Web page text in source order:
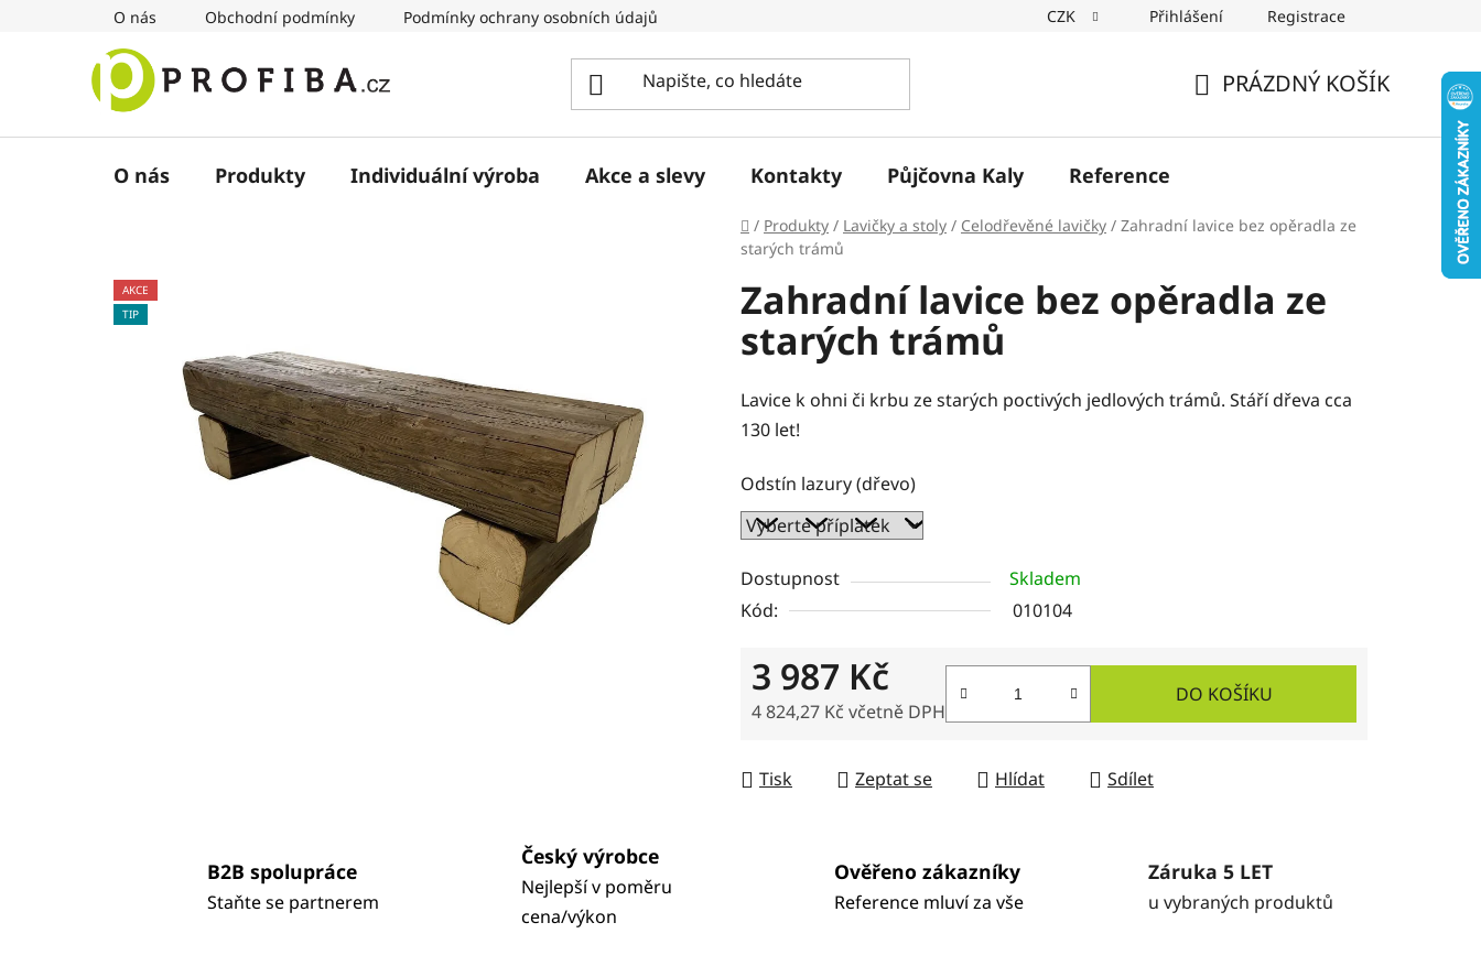
O nás Obchodní podmínky Podmínky ochrany osobních údajů CZK Přihlášení Registrace
PRÁZDNÝ KOŠÍK
O nás Produkty Individuální výroba Akce a slevy Kontakty Půjčovna Kaly Reference
Domů
/ Produkty / Lavičky a stoly / Celodřevěné lavičky / Zahradní lavice bez opěradla ze
starých trámů
Zahradní lavice bez opěradla ze
starých trámů
Lavice k ohni či krbu ze starých poctivých jedlových trámů. Stáří dřeva cca
130 let!
Odstín lazury (dřevo)
Dostupnost
Skladem
Kód:
010104
3 987 Kč
4 824,27 Kč včetně DPH
DO KOŠÍKU
Tisk Zeptat se Hlídat Sdílet
AKCE
TIP
B2B spolupráce
Staňte se partnerem
Český výrobce
Nejlepší v poměru
cena/výkon
Ověřeno zákazníky
Reference mluví za vše
Záruka 5 LET
u vybraných produktů